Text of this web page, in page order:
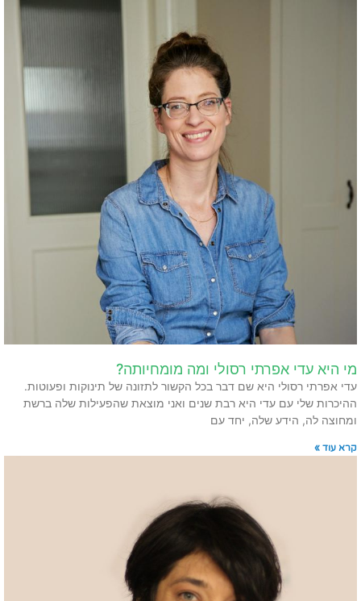
מי היא עדי אפרתי רסולי ומה מומחיותה?
עדי אפרתי רסולי היא שם דבר בכל הקשור לתזונה של תינוקות ופעוטות.
ההיכרות שלי עם עדי היא רבת שנים ואני מוצאת שהפעילות שלה ברשת
ומחוצה לה, הידע שלה, יחד עם
קרא עוד »